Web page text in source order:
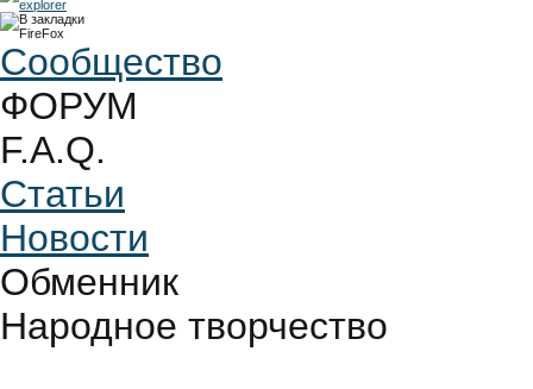
Сообщество
ФОРУМ
F.A.Q.
Статьи
Новости
Обменник
Народное творчество